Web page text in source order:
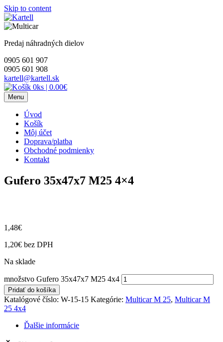
Skip to content
Predaj náhradných dielov
0905 601 907
0905 601 908
kartell@kartell.sk
0ks | 0.00€
Menu
Úvod
Košík
Môj účet
Doprava/platba
Obchodné podmienky
Kontakt
Gufero 35x47x7 M25 4×4
1,48€
1,20€ bez DPH
Na sklade
množstvo Gufero 35x47x7 M25 4x4
Pridať do košíka
Katalógové číslo: W-15-15 Kategórie: Multicar M 25, Multicar M
25 4x4
Ďalšie informácie